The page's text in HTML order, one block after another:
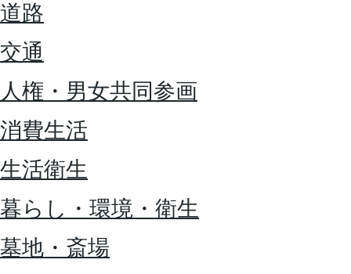
道路
交通
人権・男女共同参画
消費生活
生活衛生
暮らし・環境・衛生
墓地・斎場